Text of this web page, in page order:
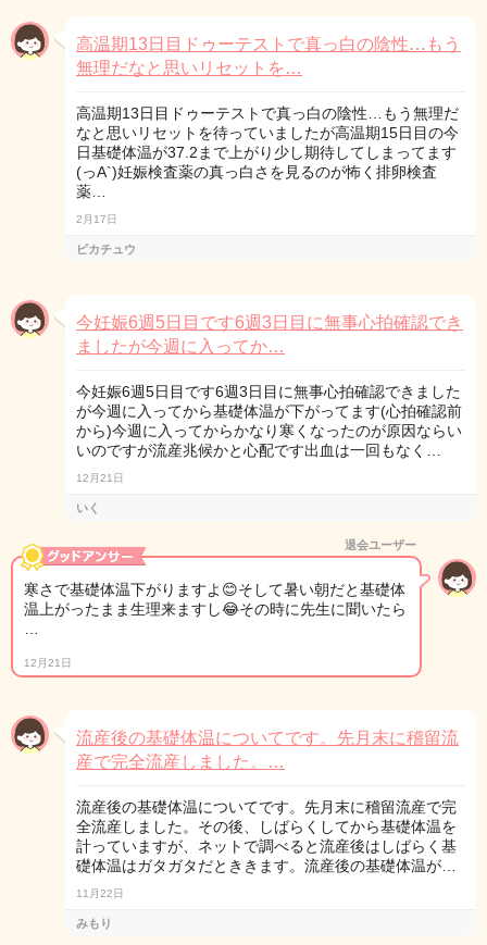
高温期13日目ドゥーテストで真っ白の陰性…もう
無理だなと思いリセットを…
高温期13日目ドゥーテストで真っ白の陰性…もう無理だ
なと思いリセットを待っていましたが高温期15日目の今
日基礎体温が37.2まで上がり少し期待してしまってます
(っA`)妊娠検査薬の真っ白さを見るのが怖く排卵検査
薬…
2月17日
ピカチュウ
今妊娠6週5日目です6週3日目に無事心拍確認でき
ましたが今週に入ってか…
今妊娠6週5日目です6週3日目に無事心拍確認できました
が今週に入ってから基礎体温が下がってます(心拍確認前
から)今週に入ってからかなり寒くなったのが原因ならい
いのですが流産兆候かと心配です出血は一回もなく…
12月21日
いく
退会ユーザー
寒さで基礎体温下がりますよ😊そして暑い朝だと基礎体
温上がったまま生理来ますし😂その時に先生に聞いたら
12月21日
流産後の基礎体温についてです。先月末に稽留流
産で完全流産しました。…
流産後の基礎体温についてです。先月末に稽留流産で完
全流産しました。その後、しばらくしてから基礎体温を
計っていますが、ネットで調べると流産後はしばらく基
礎体温はガタガタだとききます。流産後の基礎体温が…
11月22日
みもり